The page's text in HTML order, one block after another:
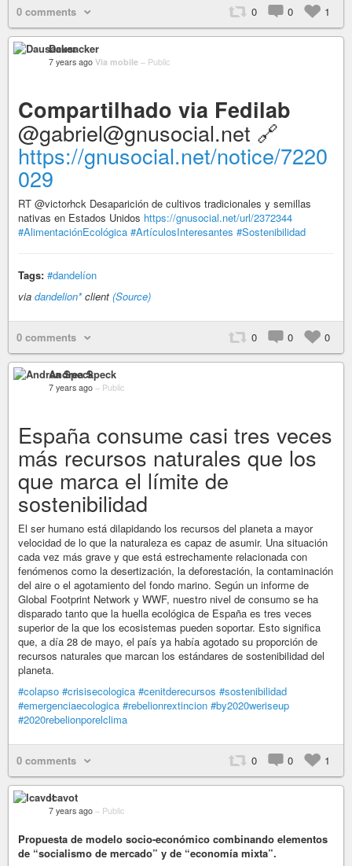
0 comments 0 0 1
Dausacker
7 years ago Via mobile – Public
Compartilhado via Fedilab
@gabriel@gnusocial.net 🔗
https://gnusocial.net/notice/7220
029
RT @victorhck Desaparición de cultivos tradicionales y semillas
nativas en Estados Unidos https://gnusocial.net/url/2372344
#AlimentaciónEcológica #ArtículosInteresantes #Sostenibilidad
Tags: #dandelíon
via dandelion*client (Source)
0 comments 0 0 0
Andrea Speck
7 years ago – Public
España consume casi tres veces
más recursos naturales que los
que marca el límite de
sostenibilidad
El ser humano está dilapidando los recursos del planeta a mayor
velocidad de lo que la naturaleza es capaz de asumir. Una situación
cada vez más grave y que está estrechamente relacionada con
fenómenos como la desertización, la deforestación, la contaminación
del aire o el agotamiento del fondo marino. Según un informe de
Global Footprint Network y WWF, nuestro nivel de consumo se ha
disparado tanto que la huella ecológica de España es tres veces
superior de la que los ecosistemas pueden soportar. Esto significa
que, a día 28 de mayo, el país ya había agotado su proporción de
recursos naturales que marcan los estándares de sostenibilidad del
planeta.
#colapso #crisisecologica #cenitderecursos #sostenibilidad
#emergenciaecologica #rebelionrextincion #by2020weriseup
#2020rebelionporelclima
0 comments 0 0 1
Icavot
7 years ago – Public
Propuesta de modelo socio-económico combinando elementos
de “socialismo de mercado” y de “economía mixta”.